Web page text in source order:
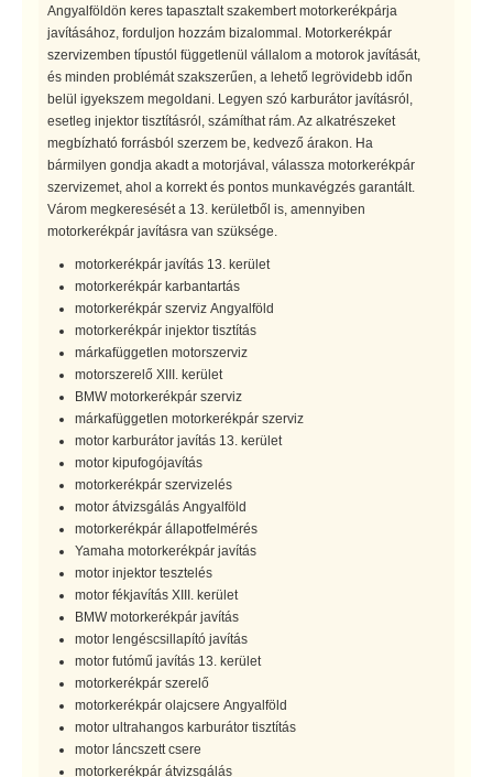
Angyalföldön keres tapasztalt szakembert motorkerékpárja
javításához, forduljon hozzám bizalommal. Motorkerékpár
szervizemben típustól függetlenül vállalom a motorok javítását,
és minden problémát szakszerűen, a lehető legrövidebb időn
belül igyekszem megoldani. Legyen szó karburátor javításról,
esetleg injektor tisztításról, számíthat rám. Az alkatrészeket
megbízható forrásból szerzem be, kedvező árakon. Ha
bármilyen gondja akadt a motorjával, válassza motorkerékpár
szervizemet, ahol a korrekt és pontos munkavégzés garantált.
Várom megkeresését a 13. kerületből is, amennyiben
motorkerékpár javításra van szüksége.
motorkerékpár javítás 13. kerület
motorkerékpár karbantartás
motorkerékpár szerviz Angyalföld
motorkerékpár injektor tisztítás
márkafüggetlen motorszerviz
motorszerelő XIII. kerület
BMW motorkerékpár szerviz
márkafüggetlen motorkerékpár szerviz
motor karburátor javítás 13. kerület
motor kipufogójavítás
motorkerékpár szervizelés
motor átvizsgálás Angyalföld
motorkerékpár állapotfelmérés
Yamaha motorkerékpár javítás
motor injektor tesztelés
motor fékjavítás XIII. kerület
BMW motorkerékpár javítás
motor lengéscsillapító javítás
motor futómű javítás 13. kerület
motorkerékpár szerelő
motorkerékpár olajcsere Angyalföld
motor ultrahangos karburátor tisztítás
motor láncszett csere
motorkerékpár átvizsgálás